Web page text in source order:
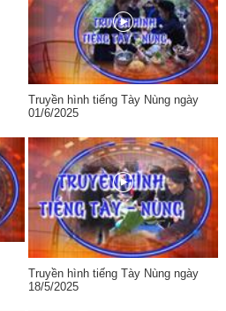
Truyền hình tiếng Tày Nùng ngày
01/6/2025
Truyền hình tiếng Tày Nùng ngày
18/5/2025